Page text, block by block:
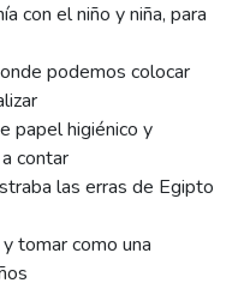
con el niño y niña, para
podemos colocar
papel higiénico y
contar
las erras de Egipto
tomar como una